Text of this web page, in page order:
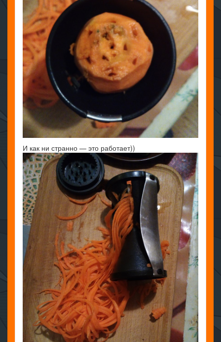
И как ни странно — это работает))